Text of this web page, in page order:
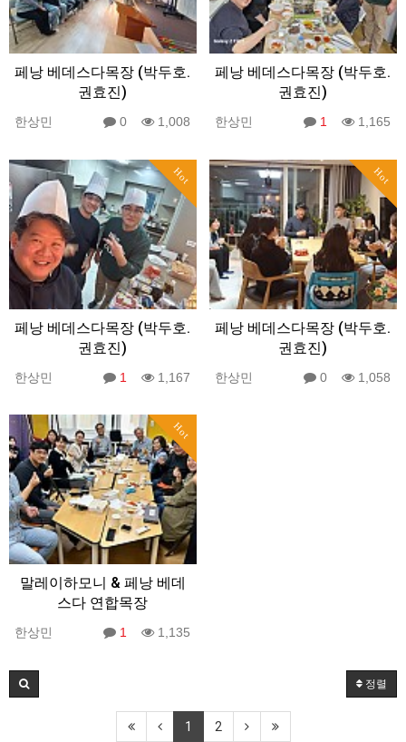
페낭 베데스다목장 (박두호.
권효진)
한상민 0 1,008
페낭 베데스다목장 (박두호.
권효진)
한상민 1 1,165
Hot
페낭 베데스다목장 (박두호.
권효진)
한상민 1 1,167
Hot
페낭 베데스다목장 (박두호.
권효진)
한상민 0 1,058
Hot
말레이하모니 & 페낭 베데
스다 연합목장
한상민 1 1,135
정렬
1 2